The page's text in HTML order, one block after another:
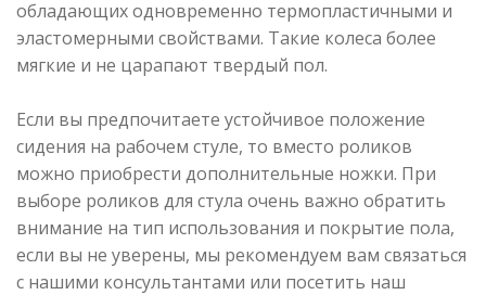
обладающих одновременно термопластичными и
эластомерными свойствами. Такие колеса более
мягкие и не царапают твердый пол.
Если вы предпочитаете устойчивое положение
сидения на рабочем стуле, то вместо роликов
можно приобрести дополнительные ножки. При
выборе роликов для стула очень важно обратить
внимание на тип использования и покрытие пола,
если вы не уверены, мы рекомендуем вам связаться
с нашими консультантами или посетить наш